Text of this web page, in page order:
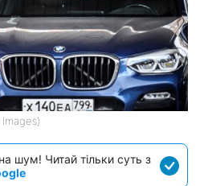
шум! Читай тільки суть з